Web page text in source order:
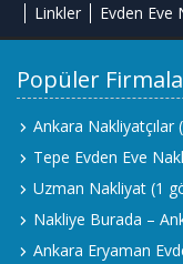
Linkler Evden Eve
Popüler
Ankara Nakliyatçılar
Tepe Evden Eve
Uzman Nakliyat (1
Nakliye Burada –
Ankara Eryaman